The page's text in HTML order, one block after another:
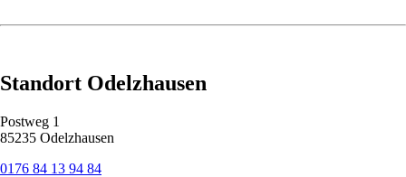
Standort Odelzhausen
Postweg 1
85235 Odelzhausen
0176 84 13 94 84